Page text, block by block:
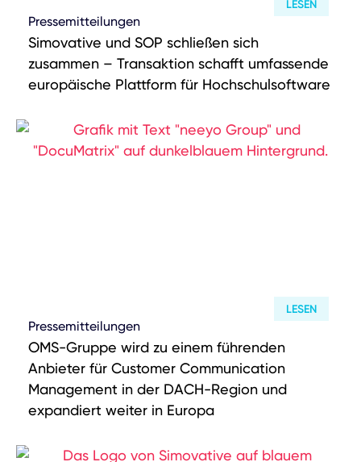
M&A Berater
Wer wir sind
Karriere
Instagram
YouTube
LESEN
Pressemitteilungen
Simovative und SOP schließen sich
zusammen – Transaktion schafft umfassende
europäische Plattform für Hochschulsoftware
LESEN
Pressemitteilungen
OMS-Gruppe wird zu einem führenden
Anbieter für Customer Communication
Management in der DACH-Region und
expandiert weiter in Europa